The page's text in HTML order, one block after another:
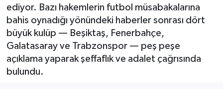
ediyor. Bazı hakemlerin futbol müsabakalarına
bahis oynadığı yönündeki haberler sonrası dört
büyük kulüp — Beşiktaş, Fenerbahçe,
Galatasaray ve Trabzonspor — peş peşe
açıklama yaparak şeffaflık ve adalet çağrısında
bulundu.
Eğitim
Ekonomi
Genel
Son Dakika Haberleri
Haber Arşivi